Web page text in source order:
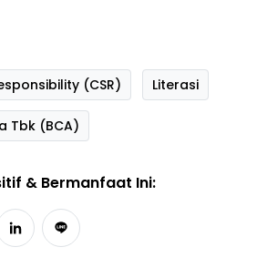
(CSR) Literasi
Tbk (BCA)
& Bermanfaat Ini: